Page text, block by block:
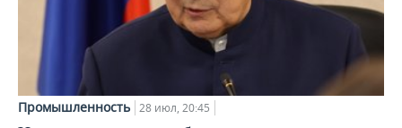
Промышленность 28 июл, 20:45